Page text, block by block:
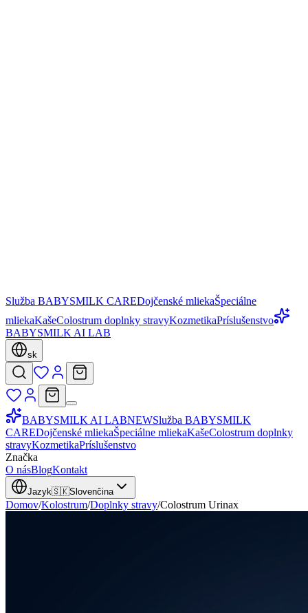
Služba BABYSMILK CAREDojčenské mliekaŠpeciálne
mliekaKašeColostrum doplnky stravyKozmetikaPríslušenstvo
BABYSMILK AI LAB
sk
BABYSMILK AI LABNEWSlužba BABYSMILK
CAREDojčenské mliekaŠpeciálne mliekaKašeColostrum doplnky
stravyKozmetikaPríslušenstvo
Značka
O násBlogKontakt
Jazyk🇸🇰Slovenčina
Domov/Kolostrum/Doplnky stravy/Colostrum Urinax